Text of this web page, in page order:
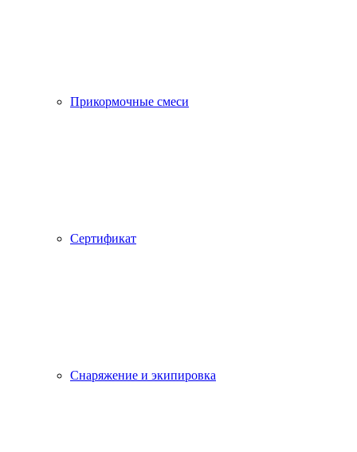
Прикормочные смеси
Сертификат
Снаряжение и экипировка